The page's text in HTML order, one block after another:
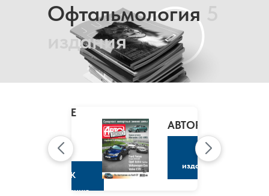
Офтальмология
издания
CLAIRE
МАРИ
КЛЭР
К
изданию
АВТОРЕВЮ
К
изданию